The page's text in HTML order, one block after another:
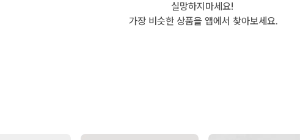
실망하지마세요!
가장 비슷한 상품을 앱에서 찾아보세요.